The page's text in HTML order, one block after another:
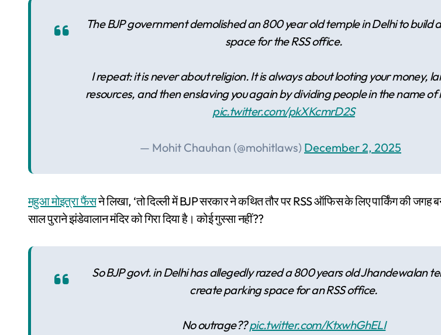
The BJP government demolished an 800 year old temple in Delhi to build
space for the RSS office.
I repeat: it is never about religion. It is always about looting your money,
resources, and then enslaving you again by dividing people in the name
pic.twitter.com/pkXKcmrD2S
— Mohit Chauhan (@mohitlaws) December 2, 2025
महुआ मोइत्रा फैंसने लिखा, ‘तो दिल्ली में BJP सरकार ने कथित तौर पर RSS ऑफिस के लिए पार्किंग की जगह
साल पुराने झंडेवालान मंदिर को गिरा दिया है। कोई गुस्सा नहीं??
So BJP govt. in Delhi has allegedly razed a 800 years old Jhandewalan
create parking space for an RSS office.
No outrage??pic.twitter.com/KtxwhGhELI